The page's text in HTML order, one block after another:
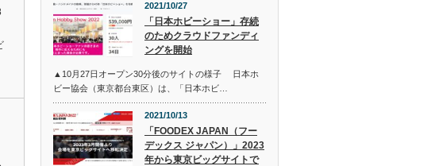
2021/10/27
「日本ホビーショー」存続
のためクラウドファンディ
ングを開始
▲10月27日オープン30分後のサイトの様子 日本ホ
ビー協会（東京都台東区）は、「日本ホビ…
2021/10/13
「FOODEX JAPAN（フー
デックス ジャパン）」2023
年から東京ビッグサイトで